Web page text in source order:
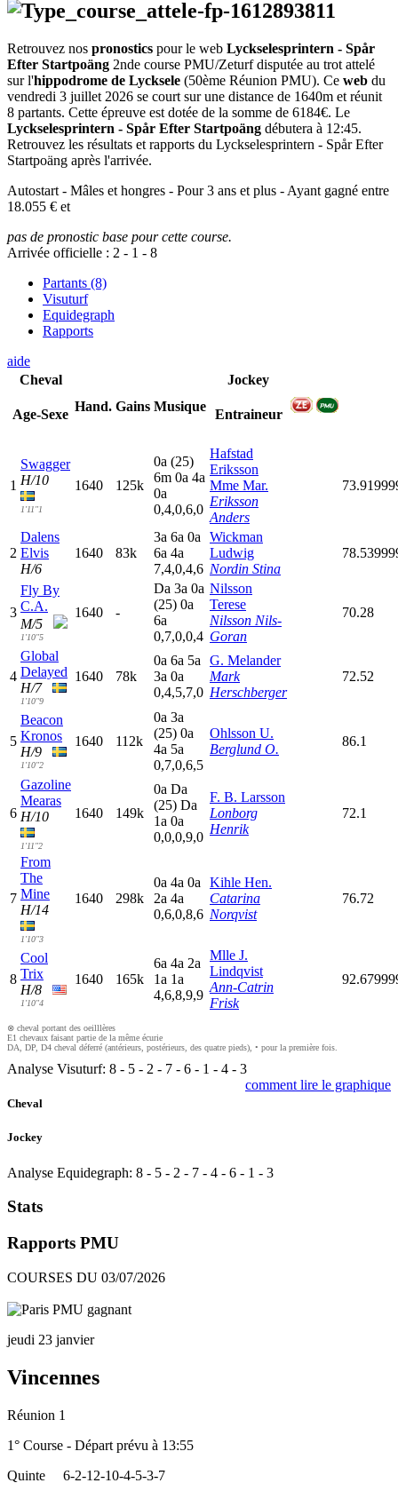
Retrouvez nos pronostics pour le web Lyckselesprintern - Spår
Efter Startpoäng 2nde course PMU/Zeturf disputée au trot attelé
sur l'hippodrome de Lycksele (50ème Réunion PMU). Ce web du
vendredi 3 juillet 2026 se court sur une distance de 1640m et réunit
8 partants. Cette épreuve est dotée de la somme de 6184€. Le
Lyckselesprintern - Spår Efter Startpoäng débutera à 12:45.
Retrouvez les résultats et rapports du Lyckselesprintern - Spår Efter
Startpoäng après l'arrivée.
Autostart - Mâles et hongres - Pour 3 ans et plus - Ayant gagné entre
18.055 € et
pas de pronostic base pour cette course.
Arrivée officielle : 2 - 1 - 8
Partants (8)
Visuturf
Equidegraph
Rapports
aide
Cheval
Age-Sexe
Hand. Gains Musique
Jockey
Entraineur
1
Swagger
H/10
1'11"1
1640 125k
0a (25)
6m 0a 4a
0a
0,4,0,6,0
Hafstad
Eriksson
Mme Mar.
Eriksson
Anders
2
Dalens
Elvis
H/6
1640 83k
3a 6a 0a
6a 4a
7,4,0,4,6
Wickman
Ludwig
Nordin Stina
3
Fly By
C.A.
M/5
1'10"5
1640 -
Da 3a 0a
(25) 0a
6a
0,7,0,0,4
Nilsson
Terese
Nilsson Nils-
Goran
70.28
4
Global
Delayed
H/7
1'10"9
1640 78k
0a 6a 5a
3a 0a
0,4,5,7,0
G. Melander
Mark
Herschberger
72.52
5
Beacon
Kronos
H/9
1'10"2
1640 112k
0a 3a
(25) 0a
4a 5a
0,7,0,6,5
Ohlsson U.
Berglund O.
86.1
6
Gazoline
Mearas
H/10
1'11"2
1640 149k
0a Da
(25) Da
1a 0a
0,0,0,9,0
F. B. Larsson
Lonborg
Henrik
72.1
7
From
The
Mine
H/14
1'10"3
1640 298k
0a 4a 0a
2a 4a
0,6,0,8,6
Kihle Hen.
Catarina
Norqvist
76.72
8
Cool
Trix
H/8
1'10"4
1640 165k
6a 4a 2a
1a 1a
4,6,8,9,9
Mlle J.
Lindqvist
Ann-Catrin
Frisk
⊗ cheval portant des oeilllères
E1 chevaux faisant partie de la même écurie
DA, DP, D4 cheval déferré (antérieurs, postérieurs, des quatre pieds), • pour la première fois.
Analyse Visuturf: 8 - 5 - 2 - 7 - 6 - 1 - 4 - 3
comment lire le graphique
Cheval
Jockey
Analyse Equidegraph: 8 - 5 - 2 - 7 - 4 - 6 - 1 - 3
Stats
Rapports PMU
COURSES DU 03/07/2026
jeudi 23 janvier
Vincennes
Réunion 1
1° Course - Départ prévu à 13:55
Quinte
6-2-12-10-4-5-3-7